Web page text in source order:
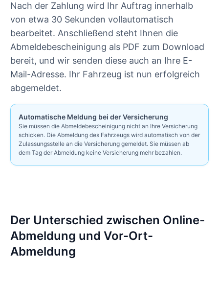
Nach der Zahlung wird Ihr Auftrag innerhalb
von etwa 30 Sekunden vollautomatisch
bearbeitet. Anschließend steht Ihnen die
Abmeldebescheinigung als PDF zum Download
bereit, und wir senden diese auch an Ihre E-
Mail-Adresse. Ihr Fahrzeug ist nun erfolgreich
abgemeldet.
Automatische Meldung bei der Versicherung
Sie müssen die Abmeldebescheinigung nicht an Ihre Versicherung
schicken. Die Abmeldung des Fahrzeugs wird automatisch von der
Zulassungsstelle an die Versicherung gemeldet. Sie müssen ab
dem Tag der Abmeldung keine Versicherung mehr bezahlen.
Der Unterschied zwischen Online-
Abmeldung und Vor-Ort-
Abmeldung